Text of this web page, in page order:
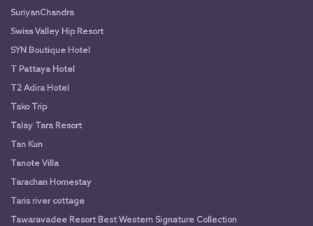
SuriyanChandra
Swiss Valley Hip Resort
SYN Boutique Hotel
T Pattaya Hotel
T2 Adira Hotel
Tako Trip
Talay Tara Resort
Tan Kun
Tanote Villa
Tarachan Homestay
Taris river cottage
Tawaravadee Resort Best Western Signature Collection